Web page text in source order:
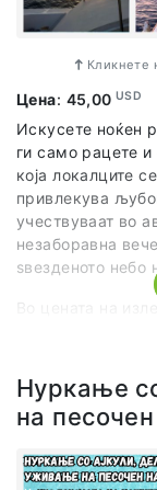
Кликнете
Цена: 45,00USD
Искусете ноќен
ги само рацете
која локалците
привлекува
учествуваат во
незаборавна
ѕвезденото
Во цената на
уловиле
Нуркање
на